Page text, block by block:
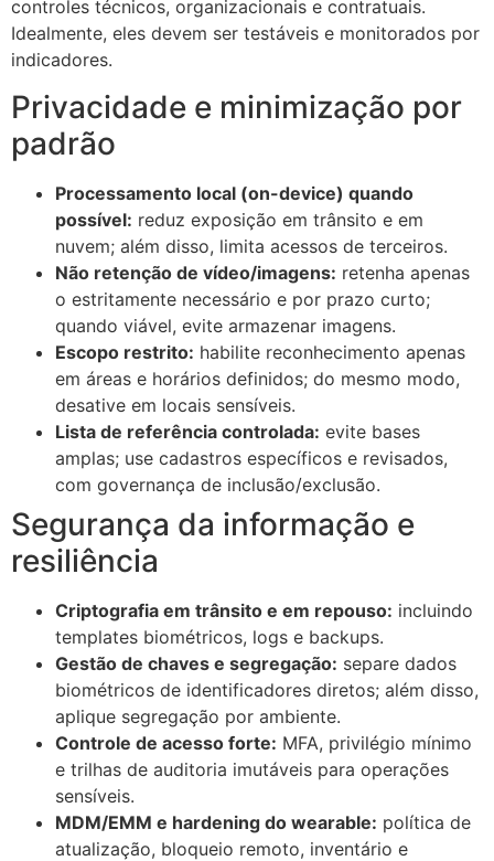
controles técnicos, organizacionais e contratuais.
Idealmente, eles devem ser testáveis e monitorados por
indicadores.
Privacidade e minimização por
padrão
Processamento local (on-device) quando
possível: reduz exposição em trânsito e em
nuvem; além disso, limita acessos de terceiros.
Não retenção de vídeo/imagens: retenha apenas
o estritamente necessário e por prazo curto;
quando viável, evite armazenar imagens.
Escopo restrito: habilite reconhecimento apenas
em áreas e horários definidos; do mesmo modo,
desative em locais sensíveis.
Lista de referência controlada: evite bases
amplas; use cadastros específicos e revisados,
com governança de inclusão/exclusão.
Segurança da informação e
resiliência
Criptografia em trânsito e em repouso: incluindo
templates biométricos, logs e backups.
Gestão de chaves e segregação: separe dados
biométricos de identificadores diretos; além disso,
aplique segregação por ambiente.
Controle de acesso forte: MFA, privilégio mínimo
e trilhas de auditoria imutáveis para operações
sensíveis.
MDM/EMM e hardening do wearable: política de
atualização, bloqueio remoto, inventário e